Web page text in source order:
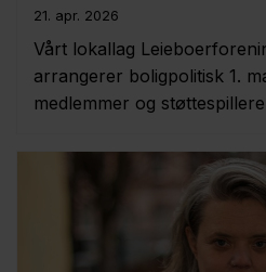
21. apr. 2026
Vårt lokallag
arrangerer boligpolitisk 1.
medlemmer og